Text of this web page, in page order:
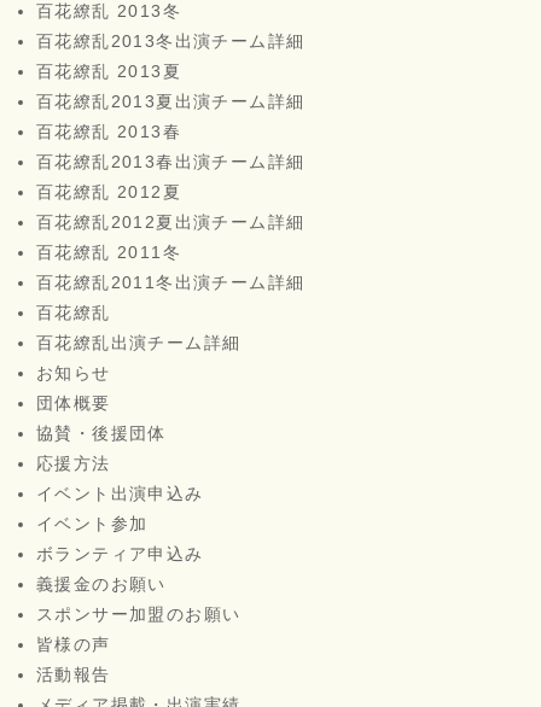
百花繚乱 2013冬
百花繚乱2013冬出演チーム詳細
百花繚乱 2013夏
百花繚乱2013夏出演チーム詳細
百花繚乱 2013春
百花繚乱2013春出演チーム詳細
百花繚乱 2012夏
百花繚乱2012夏出演チーム詳細
百花繚乱 2011冬
百花繚乱2011冬出演チーム詳細
百花繚乱
百花繚乱出演チーム詳細
お知らせ
団体概要
協賛・後援団体
応援方法
イベント出演申込み
イベント参加
ボランティア申込み
義援金のお願い
スポンサー加盟のお願い
皆様の声
活動報告